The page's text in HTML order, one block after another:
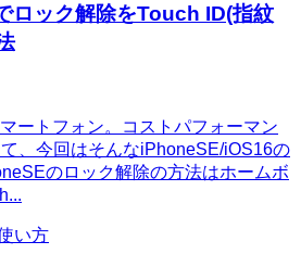
ロック解除をTouch ID(指紋
ートフォン。コストパフォーマン
、今回はそんなiPhoneSE/iOS16の
のロック解除の方法はホームボ
い方